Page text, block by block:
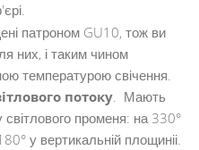
патроном GU10, тож ви
них, і таким чином
температурою свічення.
потоку. Мають
променя: на 330°
у вертикальній площиніі.